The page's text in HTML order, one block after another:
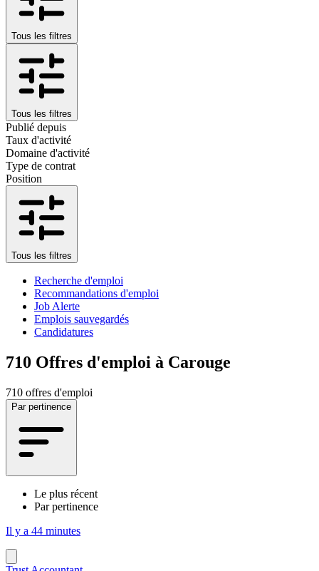
Tous les filtres
Tous les filtres
Publié depuis
Taux d'activité
Domaine d'activité
Type de contrat
Position
Tous les filtres
Recherche d'emploi
Recommandations d'emploi
Job Alerte
Emplois sauvegardés
Candidatures
710 Offres d'emploi à Carouge
710 offres d'emploi
Par pertinence
Le plus récent
Par pertinence
Il y a 44 minutes